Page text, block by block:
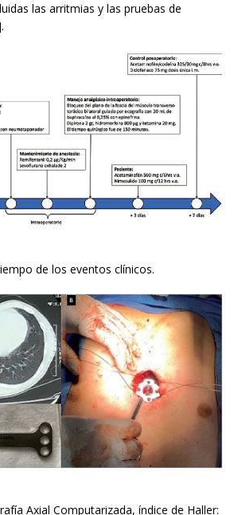
las arritmias y las pruebas de
de los eventos clínicos.
Axial Computarizada, índice de Haller: